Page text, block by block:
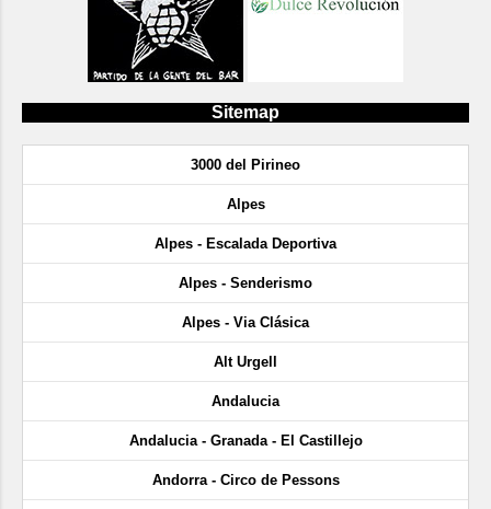
Sitemap
3000 del Pirineo
Alpes
Alpes - Escalada Deportiva
Alpes - Senderismo
Alpes - Via Clásica
Alt Urgell
Andalucia
Andalucia - Granada - El Castillejo
Andorra - Circo de Pessons